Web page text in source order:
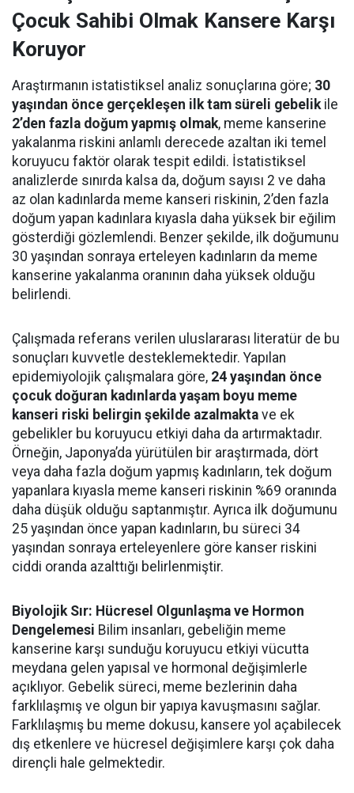
Çocuk Sahibi Olmak Kansere Karşı
Koruyor
Araştırmanın istatistiksel analiz sonuçlarına göre; 30
yaşından önce gerçekleşen ilk tam süreli gebelikile
2’den fazla doğum yapmış olmak, meme kanserine
yakalanma riskini anlamlı derecede azaltan iki temel
koruyucu faktör olarak tespit edildi. İstatistiksel
analizlerde sınırda kalsa da, doğum sayısı 2 ve daha
az olan kadınlarda meme kanseri riskinin, 2’den fazla
doğum yapan kadınlara kıyasla daha yüksek bir eğilim
gösterdiği gözlemlendi. Benzer şekilde, ilk doğumunu
30 yaşından sonraya erteleyen kadınların da meme
kanserine yakalanma oranının daha yüksek olduğu
belirlendi.
Çalışmada referans verilen uluslararası literatür de bu
sonuçları kuvvetle desteklemektedir. Yapılan
epidemiyolojik çalışmalara göre, 24 yaşından önce
çocuk doğuran kadınlarda yaşam boyu meme
kanseri riski belirgin şekilde azalmakta ve ek
gebelikler bu koruyucu etkiyi daha da artırmaktadır.
Örneğin, Japonya’da yürütülen bir araştırmada, dört
veya daha fazla doğum yapmış kadınların, tek doğum
yapanlara kıyasla meme kanseri riskinin %69 oranında
daha düşük olduğu saptanmıştır. Ayrıca ilk doğumunu
25 yaşından önce yapan kadınların, bu süreci 34
yaşından sonraya erteleyenlere göre kanser riskini
ciddi oranda azalttığı belirlenmiştir.
Biyolojik Sır: Hücresel Olgunlaşma ve Hormon
Dengelemesi Bilim insanları, gebeliğin meme
kanserine karşı sunduğu koruyucu etkiyi vücutta
meydana gelen yapısal ve hormonal değişimlerle
açıklıyor. Gebelik süreci, meme bezlerinin daha
farklılaşmış ve olgun bir yapıya kavuşmasını sağlar.
Farklılaşmış bu meme dokusu, kansere yol açabilecek
dış etkenlere ve hücresel değişimlere karşı çok daha
dirençli hale gelmektedir.